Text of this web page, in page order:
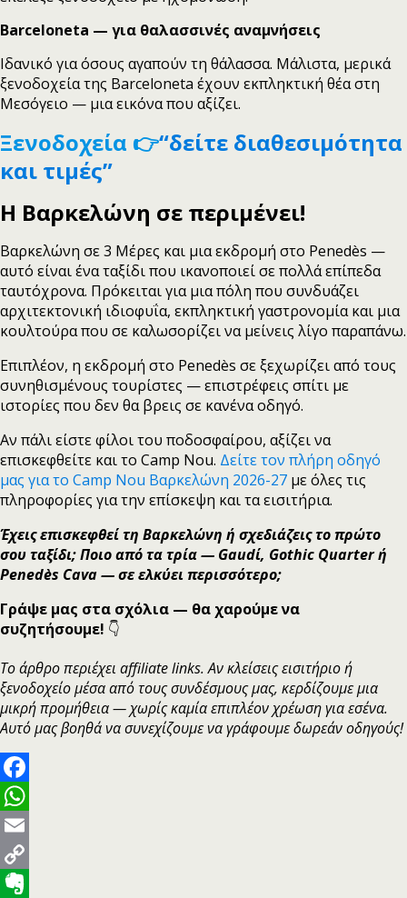
Barceloneta — για θαλασσινές αναμνήσεις
Ιδανικό για όσους αγαπούν τη θάλασσα. Μάλιστα, μερικά
ξενοδοχεία της Barceloneta έχουν εκπληκτική θέα στη
Μεσόγειο — μια εικόνα που αξίζει.
Ξενοδοχεία 👉“δείτε διαθεσιμότητα
και τιμές”
Η Βαρκελώνη σε περιμένει!
Βαρκελώνη σε 3 Μέρες και μια εκδρομή στο Penedès —
αυτό είναι ένα ταξίδι που ικανοποιεί σε πολλά επίπεδα
ταυτόχρονα. Πρόκειται για μια πόλη που συνδυάζει
αρχιτεκτονική ιδιοφυΐα, εκπληκτική γαστρονομία και μια
κουλτούρα που σε καλωσορίζει να μείνεις λίγο παραπάνω.
Επιπλέον, η εκδρομή στο Penedès σε ξεχωρίζει από τους
συνηθισμένους τουρίστες — επιστρέφεις σπίτι με
ιστορίες που δεν θα βρεις σε κανένα οδηγό.
Αν πάλι είστε φίλοι του ποδοσφαίρου, αξίζει να
επισκεφθείτε και το Camp Nou. Δείτε τον πλήρη οδηγό
μας για το Camp Nou Βαρκελώνη 2026-27 με όλες τις
πληροφορίες για την επίσκεψη και τα εισιτήρια.
Έχεις επισκεφθεί τη Βαρκελώνη ή σχεδιάζεις το πρώτο
σου ταξίδι; Ποιο από τα τρία — Gaudί, Gothic Quarter ή
Penedès Cava — σε ελκύει περισσότερο;
Γράψε μας στα σχόλια — θα χαρούμε να
συζητήσουμε! 👇
Το άρθρο περιέχει affiliate links. Αν κλείσεις εισιτήριο ή
ξενοδοχείο μέσα από τους συνδέσμους μας, κερδίζουμε μια
μικρή προμήθεια — χωρίς καμία επιπλέον χρέωση για εσένα.
Αυτό μας βοηθά να συνεχίζουμε να γράφουμε δωρεάν οδηγούς!
Facebook
WhatsApp
Email
Copy